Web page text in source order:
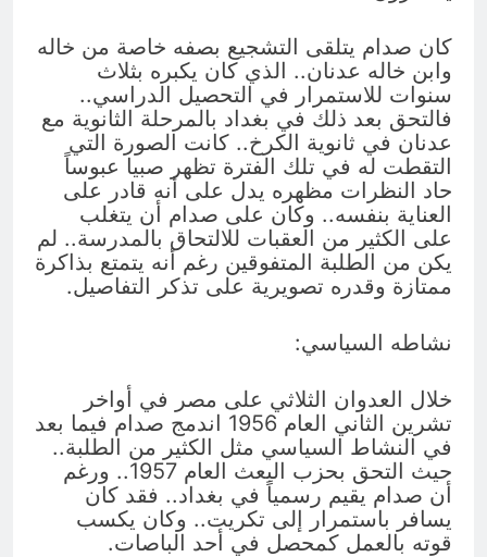
كان صدام يتلقى التشجيع بصفه خاصة من خاله
وابن خاله عدنان.. الذي كان يكبره بثلاث
سنوات للاستمرار في التحصيل الدراسي..
فالتحق بعد ذلك في بغداد بالمرحلة الثانوية مع
عدنان في ثانوية الكرخ.. كانت الصورة التي
التقطت له في تلك الفترة تظهر صبيا عبوساً
حاد النظرات مظهره يدل على أنه قادر على
العناية بنفسه.. وكان على صدام أن يتغلب
على الكثير من العقبات للالتحاق بالمدرسة.. لم
يكن من الطلبة المتفوقين رغم أنه يتمتع بذاكرة
ممتازة وقدره تصويرية على تذكر التفاصيل.
نشاطه السياسي:
خلال العدوان الثلاثي على مصر في أواخر
تشرين الثاني العام 1956 اندمج صدام فيما بعد
في النشاط السياسي مثل الكثير من الطلبة..
حيث التحق بحزب البعث العام 1957.. ورغم
أن صدام يقيم رسمياً في بغداد.. فقد كان
يسافر باستمرار إلى تكريت.. وكان يكسب
قوته بالعمل كمحصل في أحد الباصات.